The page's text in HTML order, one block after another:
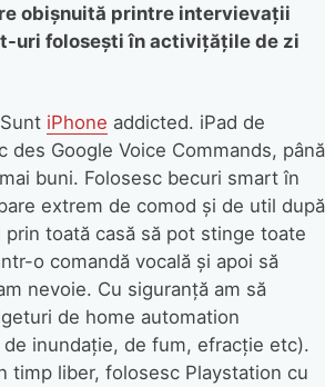
obișnuită printre intervievații
uri folosești în activițățile de zi
Sunt iPhone addicted. iPad de
des Google Voice Commands, până
buni. Folosesc becuri smart în
extrem de comod și de util după
toată casă să pot stinge toate
o comandă vocală și apoi să
nevoie. Cu siguranță am să
de home automation
inundație, de fum, efracție etc).
timp liber, folosesc Playstation cu